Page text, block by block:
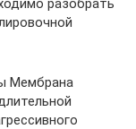
разобрать
Мембрана